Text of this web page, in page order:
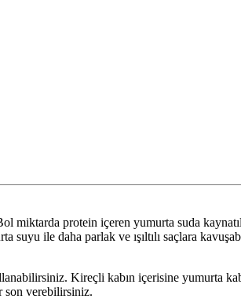
miktarda protein içeren yumurta suda
ile daha parlak ve ışıltılı saçlara
Kireçli kabın içerisine yumurta
son verebilirsiniz.